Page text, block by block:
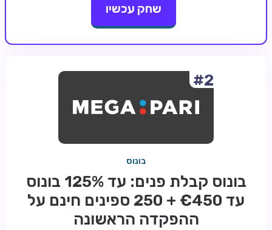
טיפים
שחק עכשיו
#2
בונוס
בונוס קבלת פנים: עד 125% בונוס
עד €450 + 250 ספינים חינם על
ההפקדה הראשונה